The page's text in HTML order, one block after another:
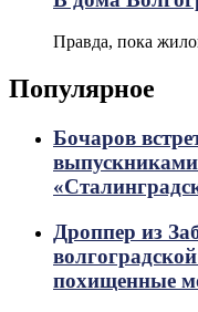
Правда, пока
Популярное
Бочаров
Дроппер из
похищенные